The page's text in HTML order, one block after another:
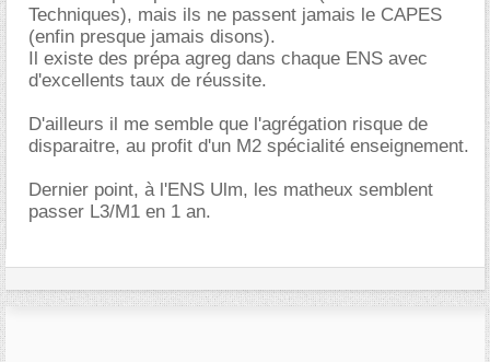
Techniques), mais ils ne passent jamais le CAPES
(enfin presque jamais disons).
Il existe des prépa agreg dans chaque ENS avec
d'excellents taux de réussite.
D'ailleurs il me semble que l'agrégation risque de
disparaitre, au profit d'un M2 spécialité enseignement.
Dernier point, à l'ENS Ulm, les matheux semblent
passer L3/M1 en 1 an.